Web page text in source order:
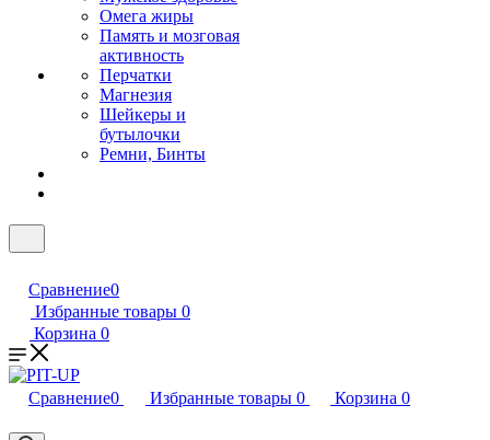
Омега жиры
Память и мозговая
активность
Перчатки
Магнезия
Шейкеры и
бутылочки
Ремни, Бинты
Сравнение0
Избранные товары 0
Корзина 0
Сравнение0 Избранные товары 0 Корзина 0